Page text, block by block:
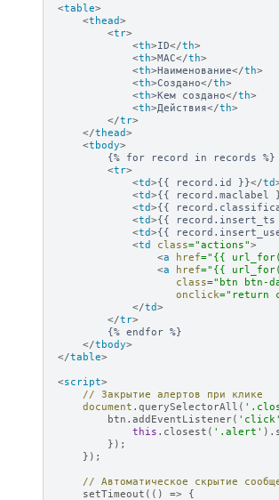
<table>
<thead>
<tr>
<th>ID</th>
<th>MAC</th>
<th>Наименование</th>
<th>Создано</th>
<th>Кем создано</th>
<th>Действия</th>
</tr>
</thead>
<tbody>
        {% for record in records %}
<tr>
<td>{{ record.id }}</td
<td>{{ record.maclabel
<td>{{
<td>{{
<td>{{
<td class="actions">
<a href="{{
<a href="{{
class="btn btn-
onclick="return
</td>
</tr>
        {% endfor %}
</tbody>
</table>
<script>
// Закрытие алертов при клике
document . querySelectorAll (
btn . addEventListener( 'click'
this . closest ( '.alert' ).
});
});
// Автоматическое скрытие
setTimeout (() =>
{